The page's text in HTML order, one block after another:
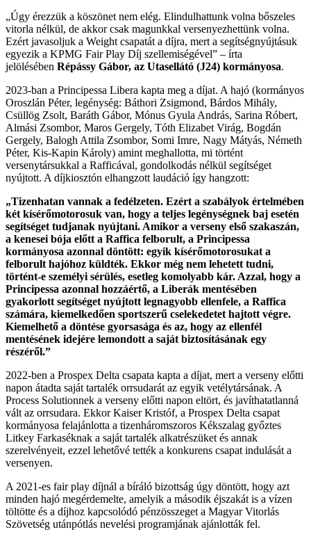
„Úgy érezzük a köszönet nem elég. Elindulhattunk volna bőszeles
vitorla nélkül, de akkor csak magunkkal versenyezhettünk volna.
Ezért javasoljuk a Weight csapatát a díjra, mert a segítségnyújtásuk
egyezik a KPMG Fair Play Díj szellemiségével” – írta
jelölésében Répássy Gábor, az Utasellátó (J24) kormányosa.
2023-ban a Principessa Libera kapta meg a díjat. A hajó (kormányos
Oroszlán Péter, legénység: Báthori Zsigmond, Bárdos Mihály,
Csüllög Zsolt, Baráth Gábor, Mónus Gyula András, Sarina Róbert,
Almási Zsombor, Maros Gergely, Tóth Elizabet Virág, Bogdán
Gergely, Balogh Attila Zsombor, Somi Imre, Nagy Mátyás, Németh
Péter, Kis-Kapin Károly) amint meghallotta, mi történt
versenytársukkal a Rafficával, gondolkodás nélkül segítséget
nyújtott. A díjkiosztón elhangzott laudáció így hangzott:
„Tizenhatan vannak a fedélzeten. Ezért a szabályok értelmében
két kísérőmotorosuk van, hogy a teljes legénységnek baj esetén
segítséget tudjanak nyújtani. Amikor a verseny első szakaszán,
a kenesei bója előtt a Raffica felborult, a Principessa
kormányosa azonnal döntött: egyik kísérőmotorosukat a
felborult hajóhoz küldték. Ekkor még nem lehetett tudni,
történt-e személyi sérülés, esetleg komolyabb kár. Azzal, hogy a
Principessa azonnal hozzáértő, a Liberák mentésében
gyakorlott segítséget nyújtott legnagyobb ellenfele, a Raffica
számára, kiemelkedően sportszerű cselekedetet hajtott végre.
Kiemelhető a döntése gyorsasága és az, hogy az ellenfél
mentésének idejére lemondott a saját biztosításának egy
részéről.”
2022-ben a Prospex Delta csapata kapta a díjat, mert a verseny előtti
napon átadta saját tartalék orrsudarát az egyik vetélytársának. A
Process Solutionnek a verseny előtti napon eltört, és javíthatatlanná
vált az orrsudara. Ekkor Kaiser Kristóf, a Prospex Delta csapat
kormányosa felajánlotta a tizenháromszoros Kékszalag győztes
Litkey Farkaséknak a saját tartalék alkatrészüket és annak
szerelvényeit, ezzel lehetővé tették a konkurens csapat indulását a
versenyen.
A 2021-es fair play díjnál a bíráló bizottság úgy döntött, hogy azt
minden hajó megérdemelte, amelyik a második éjszakát is a vízen
töltötte és a díjhoz kapcsolódó pénzösszeget a Magyar Vitorlás
Szövetség utánpótlás nevelési programjának ajánlották fel.